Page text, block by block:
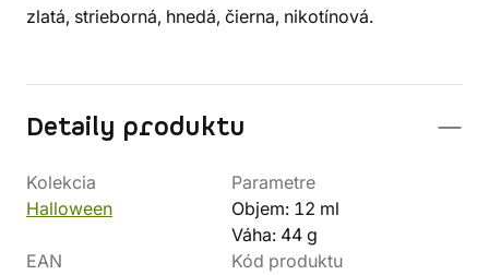
zlatá, strieborná, hnedá, čierna, nikotínová.
Detaily produktu
Kolekcia
Halloween
Parametre
Objem: 12 ml
Váha: 44 g
EAN
Kód produktu